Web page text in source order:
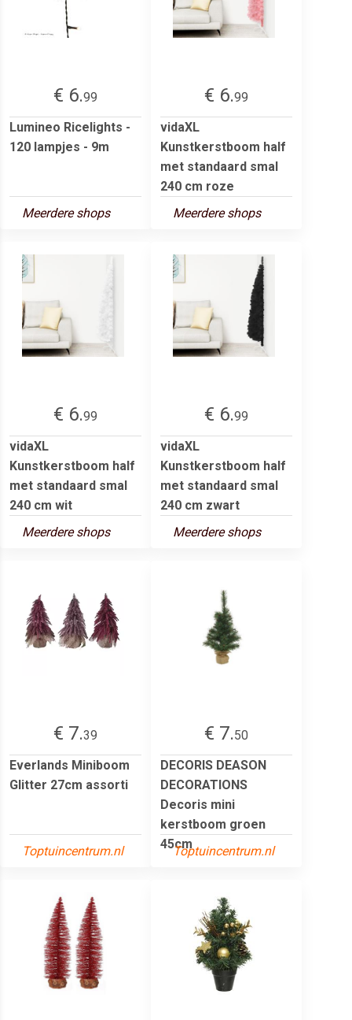
€ 6.99
Lumineo Ricelights -
120 lampjes - 9m
Meerdere shops
€ 6.99
vidaXL
Kunstkerstboom half
met standaard smal
240 cm roze
Meerdere shops
€ 6.99
vidaXL
Kunstkerstboom half
met standaard smal
240 cm wit
Meerdere shops
€ 6.99
vidaXL
Kunstkerstboom half
met standaard smal
240 cm zwart
Meerdere shops
€ 7.39
Everlands Miniboom
Glitter 27cm assorti
Toptuincentrum.nl
€ 7.50
DECORIS DEASON
DECORATIONS
Decoris mini
kerstboom groen
45cm
Toptuincentrum.nl